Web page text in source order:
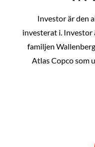
Investor är den
investerat i. Investor
familjen
Atlas Copco som